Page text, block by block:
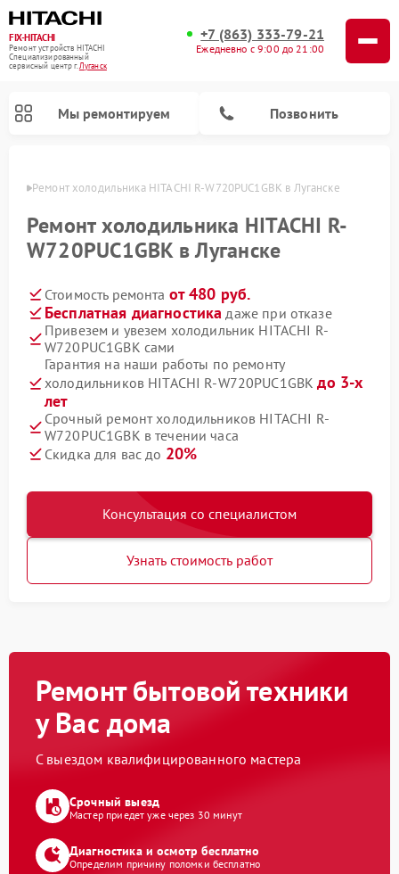
FIX-HITACHI
Ремонт устройств HITACHI
Специализированный
cервисный центр г.Луганск
+7 (863) 333-79-21
Ежедневно с 9:00 до 21:00
Мы ремонтируем Позвонить
Ремонт холодильника HITACHI R-W720PUC1GBK в Луганске
Ремонт холодильника HITACHI R-
W720PUC1GBK в Луганске
Стоимость ремонта от 480 руб.
Бесплатная диагностика даже при отказе
Привезем и увезем холодильник HITACHI R-
W720PUC1GBK сами
Гарантия на наши работы по ремонту
холодильников HITACHI R-W720PUC1GBKдо 3-х
лет
Срочный ремонт холодильников HITACHI R-
W720PUC1GBK в течении часа
Скидка для вас до 20%
Консультация со специалистом
Узнать стоимость работ
Ремонт бытовой техники
у Вас дома
С выездом квалифицированного мастера
Срочный выезд
Мастер приедет уже через 30 минут
Диагностика и осмотр бесплатно
Определим причину поломки бесплатно